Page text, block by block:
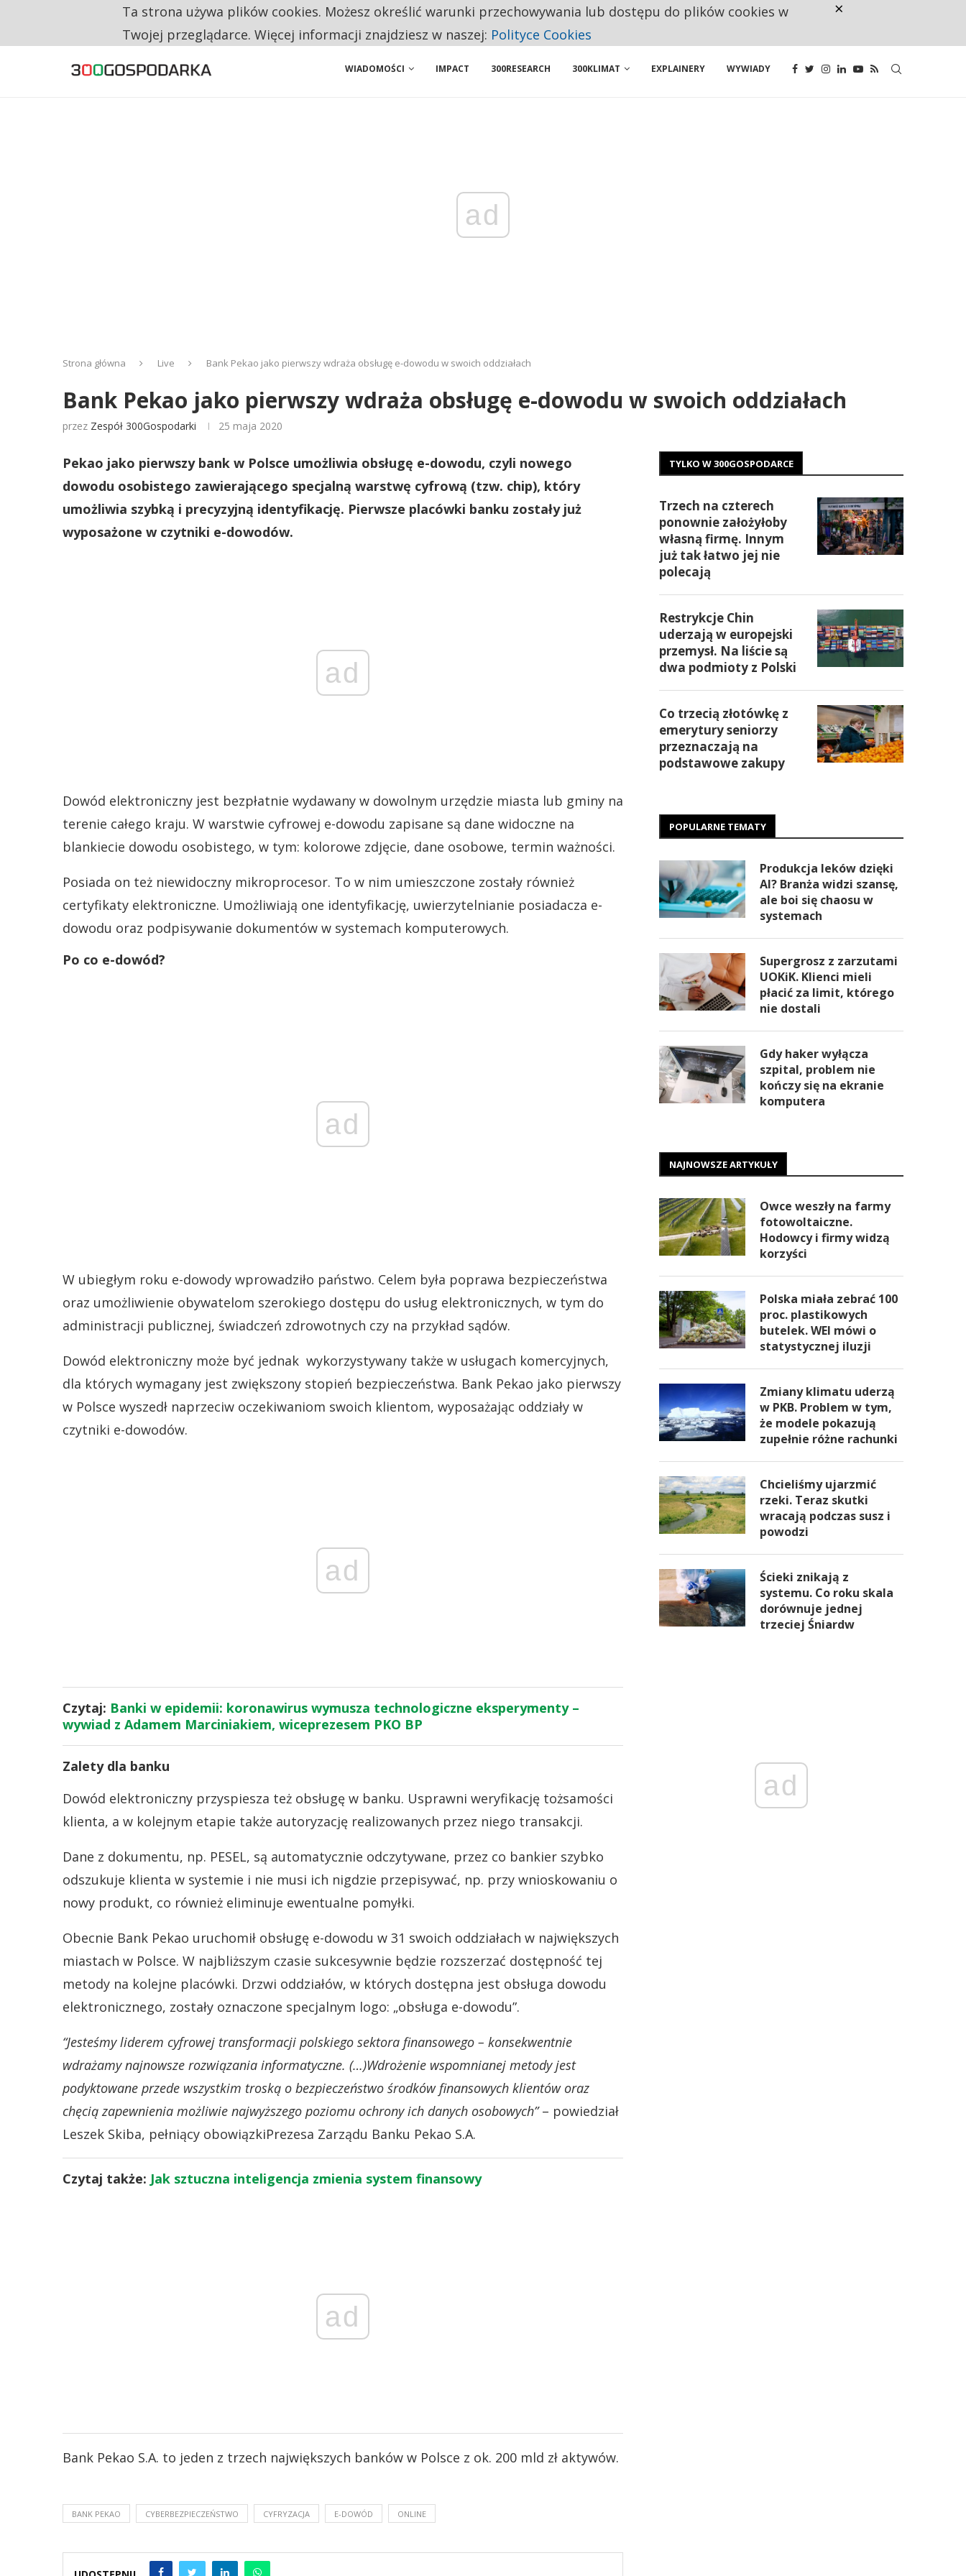
CO TRZECIĄ ZŁOTÓWKĘ Z EMERYTURY SENIORZY PRZEZNACZAJĄ NA PODSTAWOWE ZAKUPY
WIADOMOŚCI IMPACT 300RESEARCH 300KLIMAT EXPLAINERY WYWIADY
ad
Strona główna Live Bank Pekao jako pierwszy wdraża obsługę e-dowodu w swoich oddziałach
Bank Pekao jako pierwszy wdraża obsługę e-dowodu w swoich oddziałach
przez Zespół 300Gospodarki 25 maja 2020
Pekao jako pierwszy bank w Polsce umożliwia obsługę e-dowodu, czyli nowego
dowodu osobistego zawierającego specjalną warstwę cyfrową (tzw. chip), który
umożliwia szybką i precyzyjną identyfikację. Pierwsze placówki banku zostały już
wyposażone w czytniki e-dowodów.
ad
Dowód elektroniczny jest bezpłatnie wydawany w dowolnym urzędzie miasta lub gminy na
terenie całego kraju. W warstwie cyfrowej e-dowodu zapisane są dane widoczne na
blankiecie dowodu osobistego, w tym: kolorowe zdjęcie, dane osobowe, termin ważności.
Posiada on też niewidoczny mikroprocesor. To w nim umieszczone zostały również
certyfikaty elektroniczne. Umożliwiają one identyfikację, uwierzytelnianie posiadacza e-
dowodu oraz podpisywanie dokumentów w systemach komputerowych.
Po co e-dowód?
ad
W ubiegłym roku e-dowody wprowadziło państwo. Celem była poprawa bezpieczeństwa
oraz umożliwienie obywatelom szerokiego dostępu do usług elektronicznych, w tym do
administracji publicznej, świadczeń zdrowotnych czy na przykład sądów.
Dowód elektroniczny może być jednak wykorzystywany także w usługach komercyjnych,
dla których wymagany jest zwiększony stopień bezpieczeństwa. Bank Pekao jako pierwszy
w Polsce wyszedł naprzeciw oczekiwaniom swoich klientom, wyposażając oddziały w
czytniki e-dowodów.
ad
Czytaj: Banki w epidemii: koronawirus wymusza technologiczne eksperymenty –
wywiad z Adamem Marciniakiem, wiceprezesem PKO BP
Zalety dla banku
Dowód elektroniczny przyspiesza też obsługę w banku. Usprawni weryfikację tożsamości
klienta, a w kolejnym etapie także autoryzację realizowanych przez niego transakcji.
Dane z dokumentu, np. PESEL, są automatycznie odczytywane, przez co bankier szybko
odszukuje klienta w systemie i nie musi ich nigdzie przepisywać, np. przy wnioskowaniu o
nowy produkt, co również eliminuje ewentualne pomyłki.
Obecnie Bank Pekao uruchomił obsługę e-dowodu w 31 swoich oddziałach w największych
miastach w Polsce. W najbliższym czasie sukcesywnie będzie rozszerzać dostępność tej
metody na kolejne placówki. Drzwi oddziałów, w których dostępna jest obsługa dowodu
elektronicznego, zostały oznaczone specjalnym logo: „obsługa e-dowodu”.
“Jesteśmy liderem cyfrowej transformacji polskiego sektora finansowego – konsekwentnie
wdrażamy najnowsze rozwiązania informatyczne. (…)Wdrożenie wspomnianej metody jest
podyktowane przede wszystkim troską o bezpieczeństwo środków finansowych klientów oraz
chęcią zapewnienia możliwie najwyższego poziomu ochrony ich danych osobowych”– powiedział
Leszek Skiba, pełniący obowiązkiPrezesa Zarządu Banku Pekao S.A.
Czytaj także: Jak sztuczna inteligencja zmienia system finansowy
ad
Bank Pekao S.A. to jeden z trzech największych banków w Polsce z ok. 200 mld zł aktywów.
BANK PEKAO CYBERBEZPIECZEŃSTWO CYFRYZACJA E-DOWÓD ONLINE
TYLKO W 300GOSPODARCE
Trzech na czterech
ponownie założyłoby
własną firmę. Innym
już tak łatwo jej nie
polecają
Restrykcje Chin
uderzają w europejski
przemysł. Na liście są
dwa podmioty z Polski
Co trzecią złotówkę z
emerytury seniorzy
przeznaczają na
podstawowe zakupy
POPULARNE TEMATY
Produkcja leków dzięki
AI? Branża widzi szansę,
ale boi się chaosu w
systemach
Supergrosz z zarzutami
UOKiK. Klienci mieli
płacić za limit, którego
nie dostali
Gdy haker wyłącza
szpital, problem nie
kończy się na ekranie
komputera
NAJNOWSZE ARTYKUŁY
Owce weszły na farmy
fotowoltaiczne.
Hodowcy i firmy widzą
korzyści
Polska miała zebrać 100
proc. plastikowych
butelek. WEI mówi o
statystycznej iluzji
Zmiany klimatu uderzą
w PKB. Problem w tym,
że modele pokazują
zupełnie różne rachunki
Chcieliśmy ujarzmić
rzeki. Teraz skutki
wracają podczas susz i
powodzi
Ścieki znikają z
systemu. Co roku skala
dorównuje jednej
trzeciej Śniardw
ad
Ta strona używa plików cookies. Możesz określić warunki przechowywania lub dostępu do plików cookies w
Twojej przeglądarce. Więcej informacji znajdziesz w naszej: Polityce Cookies
×